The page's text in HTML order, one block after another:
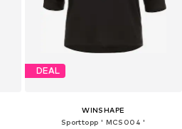
DEAL
WINSHAPE
Sporttopp ' MCS004 '